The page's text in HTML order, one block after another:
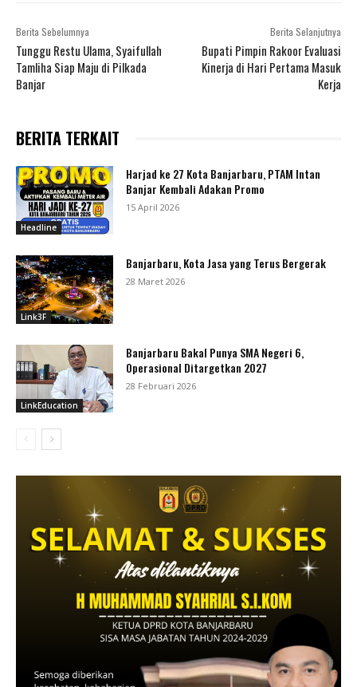
Berita Sebelumnya
Tunggu Restu Ulama, Syaifullah
Tamliha Siap Maju di Pilkada
Banjar
Berita Selanjutnya
Bupati Pimpin Rakoor Evaluasi
Kinerja di Hari Pertama Masuk
Kerja
BERITA TERKAIT
Headline
Harjad ke 27 Kota Banjarbaru, PTAM Intan
Banjar Kembali Adakan Promo
15 April 2026
Link3F
Banjarbaru, Kota Jasa yang Terus Bergerak
28 Maret 2026
LinkEducation
Banjarbaru Bakal Punya SMA Negeri 6,
Operasional Ditargetkan 2027
28 Februari 2026